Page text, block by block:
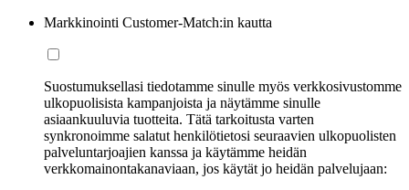
Markkinointi Customer-Match:in kautta
Suostumuksellasi tiedotamme sinulle myös verkkosivustomme
ulkopuolisista kampanjoista ja näytämme sinulle
asiaankuuluvia tuotteita. Tätä tarkoitusta varten
synkronoimme salatut henkilötietosi seuraavien ulkopuolisten
palveluntarjoajien kanssa ja käytämme heidän
verkkomainontakanaviaan, jos käytät jo heidän palvelujaan: